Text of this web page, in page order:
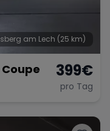
am Lech (25 km)
399€
pro Tag